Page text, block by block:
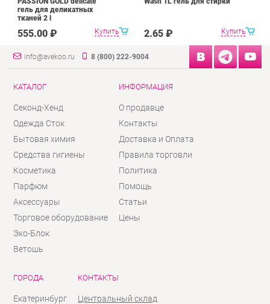
Купить
гель для деликатных
тканей 2 l
555.00 ₽ Купить
2.65 ₽
info@avekoo.ru 8 (800) 222-9004
КАТАЛОГ
Секонд-Хенд
Одежда Сток
Бытовая химия
Средства гигиены
Косметика
Парфюм
Аксессуары
Торговое оборудование
Эко-Блок
Ветошь
ИНФОРМАЦИЯ
О продавце
Контакты
Доставка и Оплата
Правила торговли
Политика
Помощь
Статьи
Цены
ГОРОДА
Екатеринбург
КОНТАКТЫ
Центральный склад